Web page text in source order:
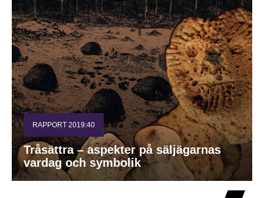
RAPPORT 2019:40
Tråsättra – aspekter på säljägarnas
vardag och symbolik